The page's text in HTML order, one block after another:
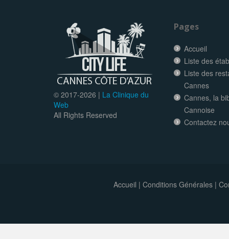
© 2017-2026 | La Clinique du
Web
All Rights Reserved
Pages
Accueil
Liste des
Liste des
Cannes
Cannes, la
Cannoise
Contactez
Accueil | Conditions Générales|